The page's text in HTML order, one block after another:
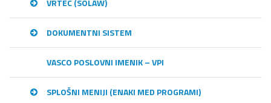
VRTEC (SOLAW)
DOKUMENTNI SISTEM
VASCO POSLOVNI IMENIK – VPI
SPLOŠNI MENIJI (ENAKI MED PROGRAMI)